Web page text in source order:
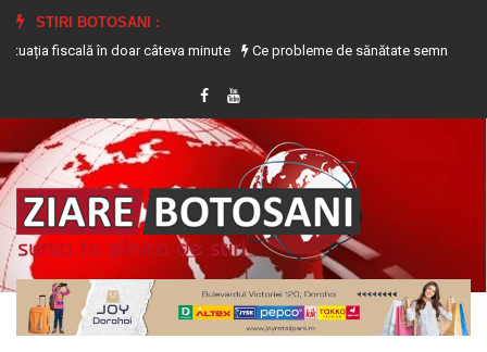
STIRI BOTOSANI :
în doar câteva minute
Ce probleme de sănătate semnalează